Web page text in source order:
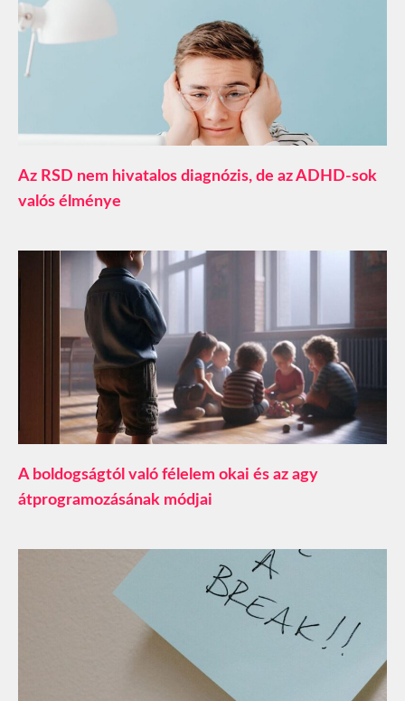
Az RSD nem hivatalos diagnózis, de az ADHD-sok
valós élménye
A boldogságtól való félelem okai és az agy
átprogramozásának módjai